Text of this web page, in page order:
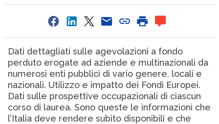
Dati dettagliati sulle agevolazioni a fondo
perduto erogate ad aziende e multinazionali da
numerosi enti pubblici di vario genere, locali e
nazionali. Utilizzo e impatto dei Fondi Europei.
Dati sulle prospettive occupazionali di ciascun
corso di laurea. Sono queste le informazioni che
l’Italia deve rendere subito disponibili e che